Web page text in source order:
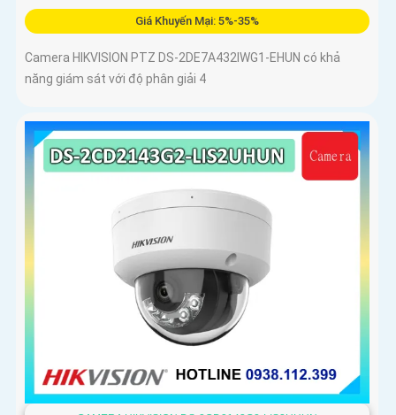
Giá Khuyến Mại: 5%-35%
Camera HIKVISION PTZ DS-2DE7A432IWG1-EHUN có khả
năng giám sát với độ phân giải 4